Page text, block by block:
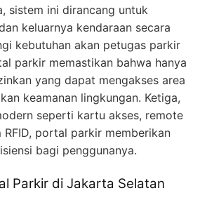
sistem ini dirancang untuk
keluarnya kendaraan secara
kebutuhan akan petugas parkir
parkir memastikan bahwa hanya
yang dapat mengakses area
keamanan lingkungan. Ketiga,
seperti kartu akses, remote
portal parkir memberikan
bagi penggunanya.
Parkir di Jakarta Selatan